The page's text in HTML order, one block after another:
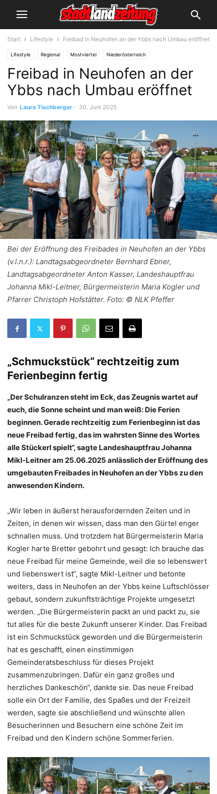
Start Lifestyle Freibad in Neuhofen an der Ybbs nach Umbau eröffnet
Lifestyle Regional Mostviertel Niederösterreich
Freibad in Neuhofen an der
Ybbs nach Umbau eröffnet
Von Laura Tischberger - 30. Juni 2025
Bei der Eröffnung des Freibades in Neuhofen an der Ybbs
(v.l.n.r.): Landtagsabgeordneter Bernhard Ebner,
Landtagsabgeordneter Anton Kasser, Landeshauptfrau
Johanna Mikl-Leitner, Bürgermeisterin Maria Kogler und
Pfarrer Christoph Hofstätter. Foto: © NLK Pfeffer
„Schmuckstück“ rechtzeitig zum
Ferienbeginn fertig
„Der Schulranzen steht im Eck, das Zeugnis wartet auf
euch, die Sonne scheint und man weiß: Die Ferien
beginnen. Gerade rechtzeitig zum Ferienbeginn ist das
neue Freibad fertig, das im wahrsten Sinne des Wortes
alle Stückerl spielt“, sagte Landeshauptfrau Johanna
Mikl-Leitner am 25.06.2025 anlässlich der Eröffnung des
umgebauten Freibades in Neuhofen an der Ybbs zu den
anwesenden Kindern.
„Wir leben in äußerst herausfordernden Zeiten und in
Zeiten, in denen wir wissen, dass man den Gürtel enger
schnallen muss. Und trotzdem hat Bürgermeisterin Maria
Kogler harte Bretter gebohrt und gesagt: Ich brauche das
neue Freibad für meine Gemeinde, weil die so lebenswert
und liebenswert ist“, sagte Mikl-Leitner und betonte
weiters, dass in Neuhofen an der Ybbs keine Luftschlösser
gebaut, sondern zukunftsträchtige Projekte umgesetzt
werden. „Die Bürgermeisterin packt an und packt zu, sie
tut alles für die beste Zukunft unserer Kinder. Das Freibad
ist ein Schmuckstück geworden und die Bürgermeisterin
hat es geschafft, einen einstimmigen
Gemeinderatsbeschluss für dieses Projekt
zusammenzubringen. Dafür ein ganz großes und
herzliches Dankeschön“, dankte sie. Das neue Freibad
solle ein Ort der Familie, des Spaßes und der Freizeit
werden, sagte sie abschließend und wünschte allen
Besucherinnen und Besuchern eine schöne Zeit im
Freibad und den Kindern schöne Sommerferien.